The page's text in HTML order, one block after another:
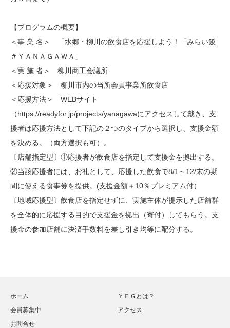
【プログラムの概要】
＜事 業 名＞ 「水郷・柳川の飲食店を応援しよう！「みらい飯
＃ＹＡＮＡＧＡＷＡ」
＜実 施 者＞ 柳川商工会議所
＜応援対象＞ 柳川市内の当所会員事業所飲食店
＜応援方法＞ WEBサイト
（https://readyfor.jp/projects/yanagawaにアクセスして戴き、支
援者は応援方法として下記の２つのタイプから選択し、支援金額
を決める。（両方選択も可）。
〔店舗指定型〕①応援者が飲食店を指定して支援金を拠出する。
②当該応援者には、お礼として、応援した飲食で8/1～12/末の期
間に使える食事券を提供。(支援金額＋10％プレミアム付）
〔地域応援型〕飲食店を指定せずに、実施主体が提示した店舗群
を全体的に応援する目的で支援金を拠出（寄付）してもらう。支
援金の参加店舗に決済手数料を差し引き均等に配分する。
ホーム
ＹＥＧとは？
会員募集中
アクセス
お問合せ